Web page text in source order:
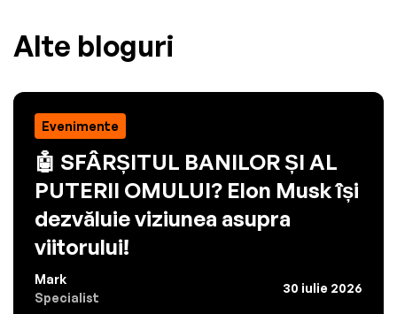
Alte bloguri
Evenimente
🤖 SFÂRȘITUL BANILOR ȘI AL
PUTERII OMULUI? Elon Musk își
dezvăluie viziunea asupra
viitorului!
Mark
Specialist
30 iulie 2026